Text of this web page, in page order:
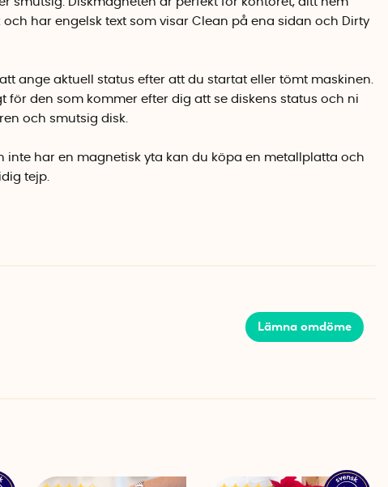
har engelsk text som visar Clean på ena sidan och Dirty
ange aktuell status efter att du startat eller tömt maskinen.
för den som kommer efter dig att se diskens status och ni
och smutsig disk.
inte har en magnetisk yta kan du köpa en metallplatta och
tejp.
Lämna omdöme